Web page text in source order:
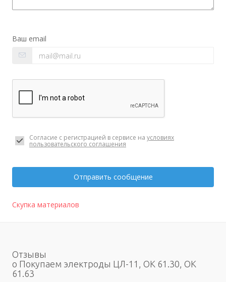
Ваш email
Согласие с регистрацией в сервисе на условиях
пользовательского соглашения
Отправить сообщение
Скупка материалов
Отзывы
о Покупаем электроды ЦЛ-11, ОК 61.30, ОК
61.63